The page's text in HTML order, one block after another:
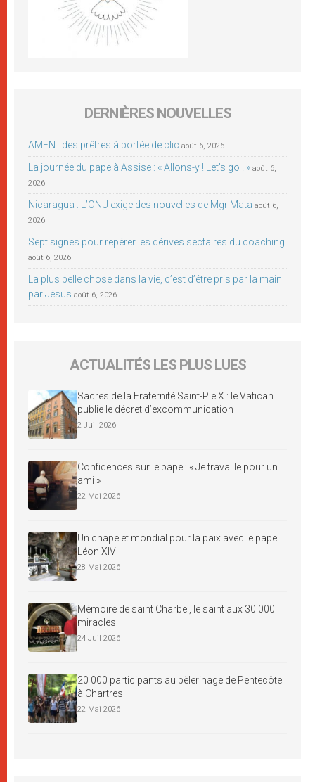
DERNIÈRES NOUVELLES
AMEN : des prêtres à portée de clic août 6, 2026
La journée du pape à Assise : « Allons-y ! Let’s go ! » août 6,
2026
Nicaragua : L’ONU exige des nouvelles de Mgr Mata août 6,
2026
Sept signes pour repérer les dérives sectaires du coaching
août 6, 2026
La plus belle chose dans la vie, c’est d’être pris par la main
par Jésus août 6, 2026
ACTUALITÉS LES PLUS LUES
Sacres de la Fraternité Saint-Pie X : le Vatican
publie le décret d’excommunication
2 Juil 2026
Confidences sur le pape : « Je travaille pour un
ami »
22 Mai 2026
Un chapelet mondial pour la paix avec le pape
Léon XIV
28 Mai 2026
Mémoire de saint Charbel, le saint aux 30 000
miracles
24 Juil 2026
20 000 participants au pèlerinage de Pentecôte
à Chartres
22 Mai 2026